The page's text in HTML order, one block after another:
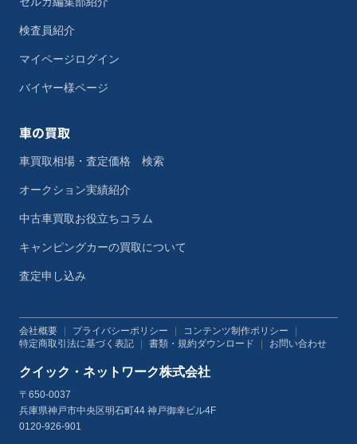
検査員紹介
マイページログイン
バイヤー様ページ
車の買取
車買取相場・査定価格 検索
オークション実績紹介
中古車買取お役立ちコラム
キャンピングカーの買取について
査定申し込み
会社概要 プライバシーポリシー コンテンツ制作ポリシー
特定商取引法に基づく表記
書類・規約ダウンロード お問い合わせ
クイック・ネットワーク株式会社
〒650-0037
兵庫県神戸市中央区明石町44 神戸御幸ビル4F
0120-926-901